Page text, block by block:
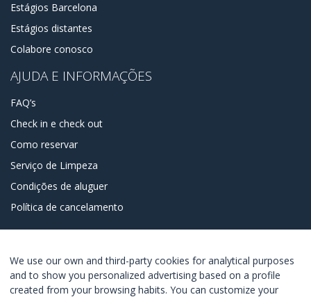
Estágios Barcelona
Estágios distantes
Colabore conosco
AJUDA E INFORMAÇÕES
FAQ’s
Check in e check out
Como reservar
Serviço de Limpeza
Condições de aluguer
Política de cancelamento
CONTATO
info@barcelona-home.com
+34 622 574 026
We use our own and third-party cookies for analytical purposes
and to show you personalized advertising based on a profile
created from your browsing habits. You can customize your